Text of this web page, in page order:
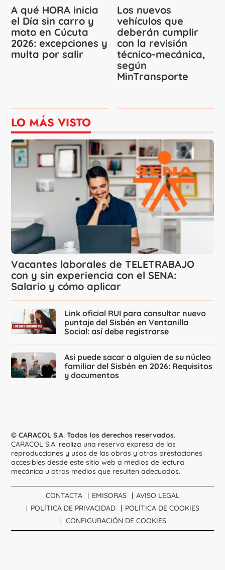
A qué HORA inicia
el Día sin carro y
moto en Cúcuta
2026: excepciones y
multa por salir
Los nuevos
vehículos que
deberán cumplir
con la revisión
técnico-mecánica,
según
MinTransporte
LO MÁS VISTO
Vacantes laborales de TELETRABAJO
con y sin experiencia con el SENA:
Salario y cómo aplicar
Link oficial RUI para consultar nuevo
puntaje del Sisbén en Ventanilla
Social: así debe registrarse
Así puede sacar a alguien de su núcleo
familiar del Sisbén en 2026: Requisitos
y documentos
© CARACOL S.A. Todos los derechos reservados.
CARACOL S.A. realiza una reserva expresa de las
reproducciones y usos de las obras y otras prestaciones
accesibles desde este sitio web a medios de lectura
mecánica u otros medios que resulten adecuados.
CONTACTA EMISORAS
AVISO LEGAL
POLÍTICA DE PRIVACIDAD
POLÍTICA DE COOKIES
CONFIGURACIÓN DE COOKIES